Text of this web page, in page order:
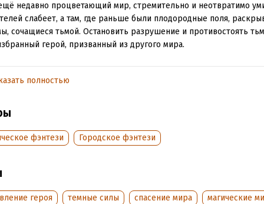
недавно процветающий мир, стремительно и неотвратимо
слабеет, а там, где раньше были плодородные поля,
сочащиеся тьмой. Остановить разрушение и противостоять
герой, призванный из другого мира.
Если в его планы вовсе не входило быть избранником богини
искать ответы на эти вопросы некогда. Ведь земля рушится под
мир или умереть вместе с ним.
информация
1 января 2024
ISBN (EAN):9785171616724
полностью
фэнтези Городское фэнтези
героя темные силы спасение мира
магические